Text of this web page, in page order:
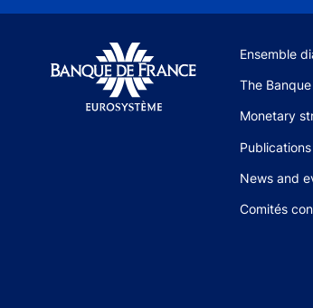
Site
Ensemble
The
Monetary
News and
Comités